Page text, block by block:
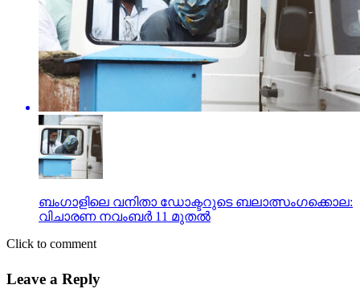
ബംഗാളിലെ വനിതാ ഡോക്ടറുടെ ബലാത്സംഗക്കൊല:
വിചാരണ നവംബര്‍ 11 മുതല്‍
Click to comment
Leave a Reply